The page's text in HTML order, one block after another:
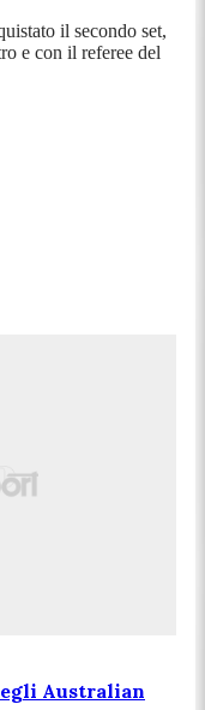
il secondo set,
e con il referee del
Australian